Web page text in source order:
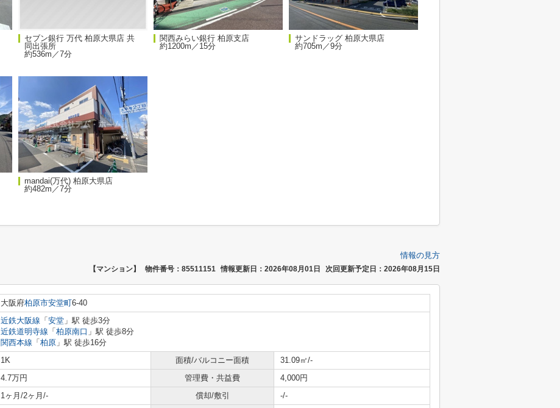
セブン銀行 万代 柏原大県店 共
同出張所
約536m／7分
関西みらい銀行 柏原支店
約1200m／15分
サンドラッグ 柏原大県店
約705m／9分
mandai(万代) 柏原大県店
約482m／7分
情報の見方
【マンション】 物件番号：85511151 情報更新日：2026年08月01日 次回更新予定日：2026年08月15日
大阪府柏原市安堂町6-40
近鉄大阪線 「 安堂 」駅 徒歩3分
近鉄道明寺線 「 柏原南口 」駅 徒歩8分
関西本線 「 柏原 」駅 徒歩16分
1K 面積/バルコニー面積
31.09㎡/-
4.7万円 管理費・共益費
4,000円
1ヶ月/2ヶ月/- 償却/敷引
-/-